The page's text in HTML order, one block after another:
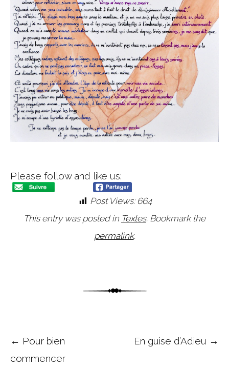
Please follow and like us:
Post Views: 664
This entry was posted in Textes. Bookmark the
permalink.
Post navigation
← Pour bien
commencer
En guise d’Adieu →